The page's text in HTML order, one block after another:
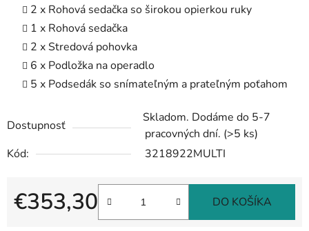
2 x Rohová sedačka so širokou opierkou ruky
1 x Rohová sedačka
2 x Stredová pohovka
6 x Podložka na operadlo
5 x Podsedák so snímateľným a prateľným poťahom
Dostupnosť
Skladom. Dodáme do 5-7
pracovných dní. (>5 ks)
Kód:
3218922MULTI
€353,30 DO KOŠÍKA